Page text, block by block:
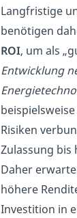
Langfristige
benötigen
ROI, um als
Entwicklung
Risiken
Zulassung
Daher
höhere
Investition in